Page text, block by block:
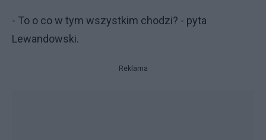
- To o co w tym wszystkim chodzi? - pyta
Lewandowski.
Reklama